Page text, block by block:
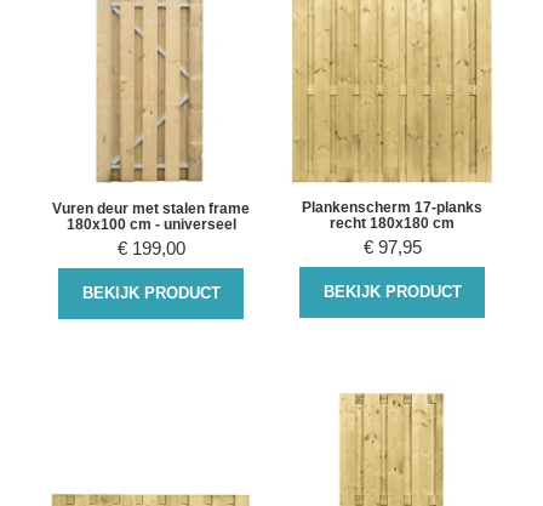
Vuren deur met stalen frame
180x100 cm - universeel
€ 199,00
BEKIJK PRODUCT
Plankenscherm 17-planks
recht 180x180 cm
€ 97,95
BEKIJK PRODUCT